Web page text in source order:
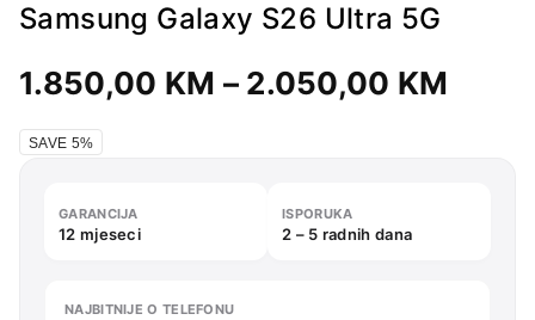
Samsung Galaxy S26 Ultra 5G
1.850,00 KM – 2.050,00 KM
SAVE 5%
GARANCIJA
12 mjeseci
ISPORUKA
2 – 5 radnih dana
NAJBITNIJE O TELEFONU